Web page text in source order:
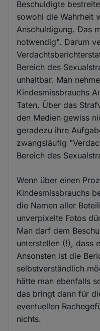
Beschuldigte
sowohl die Wahrheit
Anschuldigung. Das
notwendig". Darum
Bereich des
unhaltbar. Man
Kindesmissbrauchs
Taten. Über das
den Medien gewiss
geradezu ihre
zwangsläufig
Bereich des
Wenn über einen
Kindesmissbrauchs
die Namen aller
unverpixelte Fotos
Man darf dem
unterstellen (!), dass
Ansonsten ist die
selbstverständlich
hätte man ebenfalls
das bringt dann für
eventuellen
nichts.